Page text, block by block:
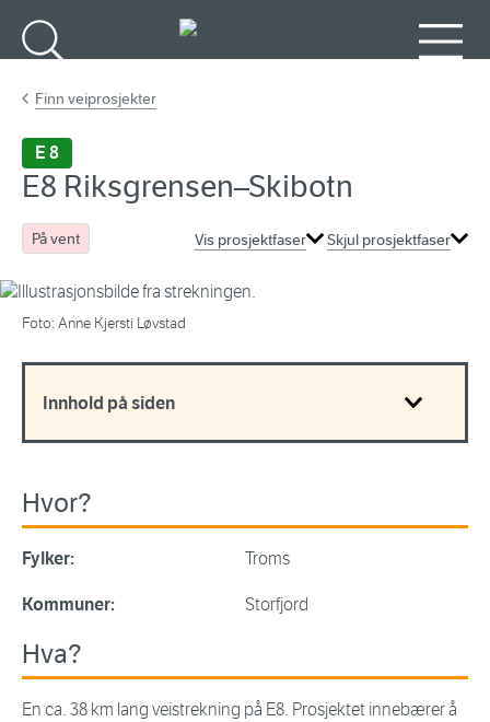
Finn veiprosjekter
E 8
E8 Riksgrensen–Skibotn
På vent Vis prosjektfaser Skjul prosjektfaser
Foto: Anne Kjersti Løvstad
Innhold på siden
Hvor?
Fylker: Troms
Kommuner: Storfjord
Hva?
En ca. 38 km lang veistrekning på E8. Prosjektet innebærer å